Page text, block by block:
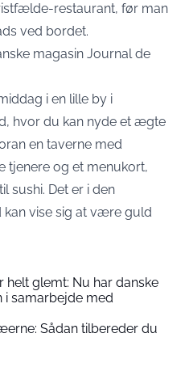
restaurant, før man
ved bordet.
magasin Journal de
i en lille by i
hvor du kan nyde et ægte
en taverne med
tjenere og et menukort,
sushi. Det er i den
kan vise sig at være guld
helt glemt: Nu har danske
i samarbejde med
Sådan tilbereder du